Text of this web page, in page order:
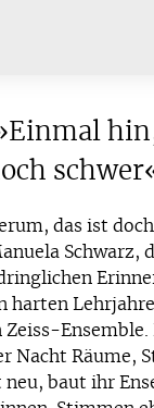
das ist
Schwarz,
harten
Ensemble.
Nacht Räume,
baut ihr